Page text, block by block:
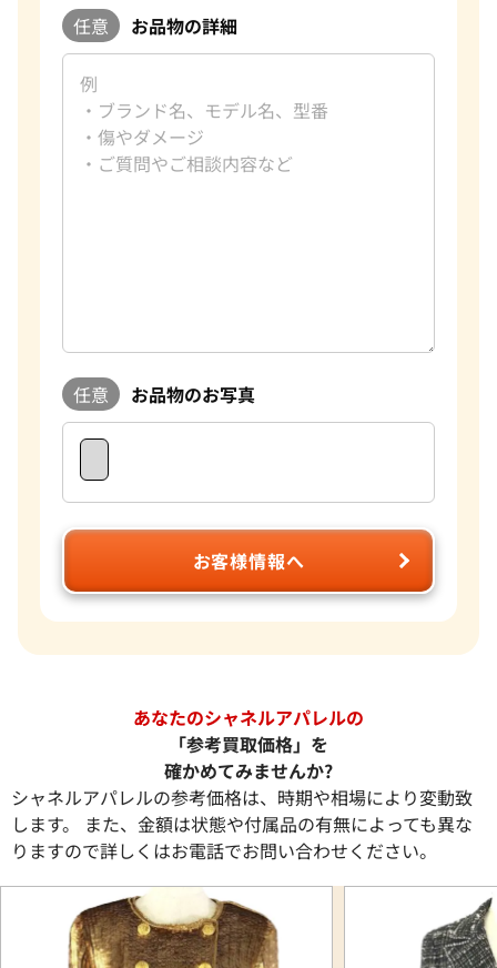
任意 お品物の詳細
任意 お品物のお写真
お客様情報へ
あなたのシャネルアパレルの
「参考買取価格」を
確かめてみませんか?
シャネルアパレルの参考価格は、時期や相場により変動致
します。 また、金額は状態や付属品の有無によっても異な
りますので詳しくはお電話でお問い合わせください。